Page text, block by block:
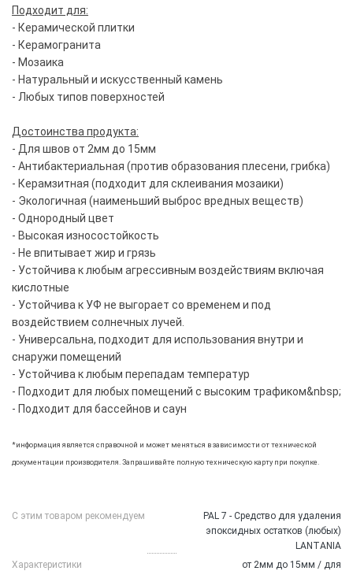
Подходит для:
- Керамической плитки
- Керамогранита
- Мозаика
- Натуральный и искусственный камень
- Любых типов поверхностей
Достоинства продукта:
- Для швов от 2мм до 15мм
- Антибактериальная (против образования плесени, грибка)
- Керамзитная (подходит для склеивания мозаики)
- Экологичная (наименьший выброс вредных веществ)
- Однородный цвет
- Высокая износостойкость
- Не впитывает жир и грязь
- Устойчива к любым агрессивным воздействиям включая
кислотные
- Устойчива к УФ не выгорает со временем и под
воздействием солнечных лучей.
- Универсальна, подходит для использования внутри и
снаружи помещений
- Устойчива к любым перепадам температур
- Подходит для любых помещений с высоким трафиком&nbsp;
- Подходит для бассейнов и саун
*информация является справочной и может меняться в зависимости от технической
документации производителя. Запрашивайте полную техническую карту при покупке.
С этим товаром рекомендуем
PAL 7 - Средство для удаления
эпоксидных остатков (любых)
LANTANIA
Характеристики
от 2мм до 15мм / для